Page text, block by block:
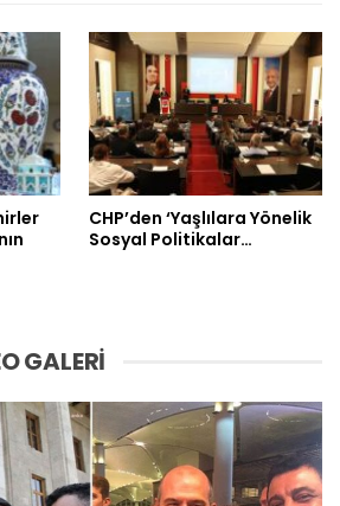
CHP’den ‘Yaşlılara Yönelik
Sosyal Politikalar…
GALERİ